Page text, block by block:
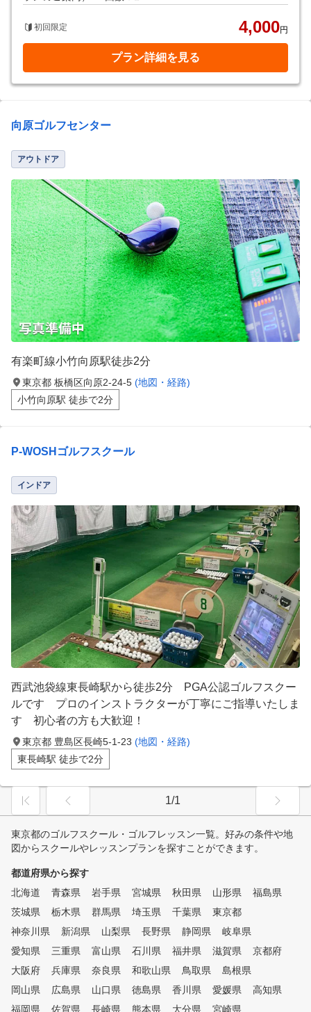
初回限定 4,000円
プラン詳細を見る
向原ゴルフセンター
アウトドア
有楽町線小竹向原駅徒歩2分
東京都 板橋区向原2-24-5 (地図・経路)
小竹向原駅 徒歩で2分
P-WOSHゴルフスクール
インドア
西武池袋線東長崎駅から徒歩2分 PGA公認ゴルフスクー
ルです プロのインストラクターが丁寧にご指導いたしま
す 初心者の方も大歓迎！
東京都 豊島区長崎5-1-23 (地図・経路)
東長崎駅 徒歩で2分
1/1
東京都のゴルフスクール・ゴルフレッスン一覧。好みの条件や地
図からスクールやレッスンプランを探すことができます。
都道府県から探す
北海道
青森県 岩手県 宮城県 秋田県 山形県
福島県
茨城県
栃木県 群馬県 埼玉県 千葉県
東京都
神奈川県
新潟県 山梨県 長野県 静岡県
岐阜県
愛知県
三重県 富山県 石川県 福井県 滋賀県
京都府
大阪府
兵庫県 奈良県 和歌山県 鳥取県
島根県
岡山県
広島県 山口県 徳島県 香川県 愛媛県
高知県
福岡県
佐賀県 長崎県 熊本県 大分県 宮崎県